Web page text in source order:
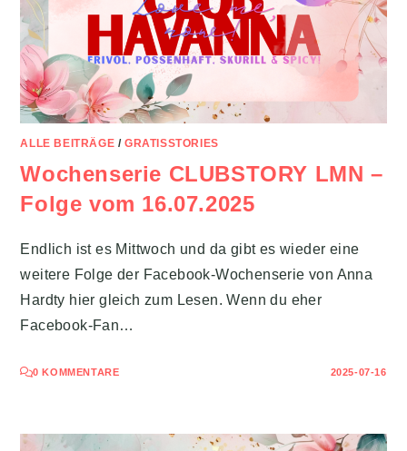
ALLE BEITRÄGE /GRATISSTORIES
Wochenserie CLUBSTORY LMN –
Folge vom 16.07.2025
Endlich ist es Mittwoch und da gibt es wieder eine
weitere Folge der Facebook-Wochenserie von Anna
Hardty hier gleich zum Lesen. Wenn du eher
Facebook-Fan…
0 KOMMENTARE 2025-07-16